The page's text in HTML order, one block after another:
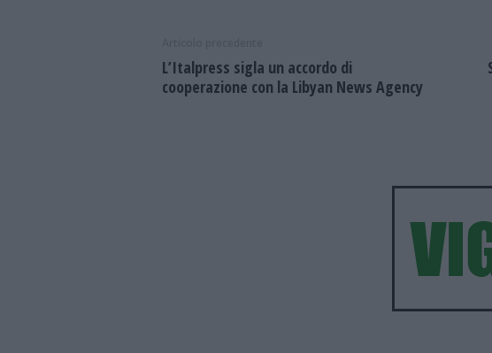
L’Italpress sigla un accordo di
cooperazione con la Libyan News Agency